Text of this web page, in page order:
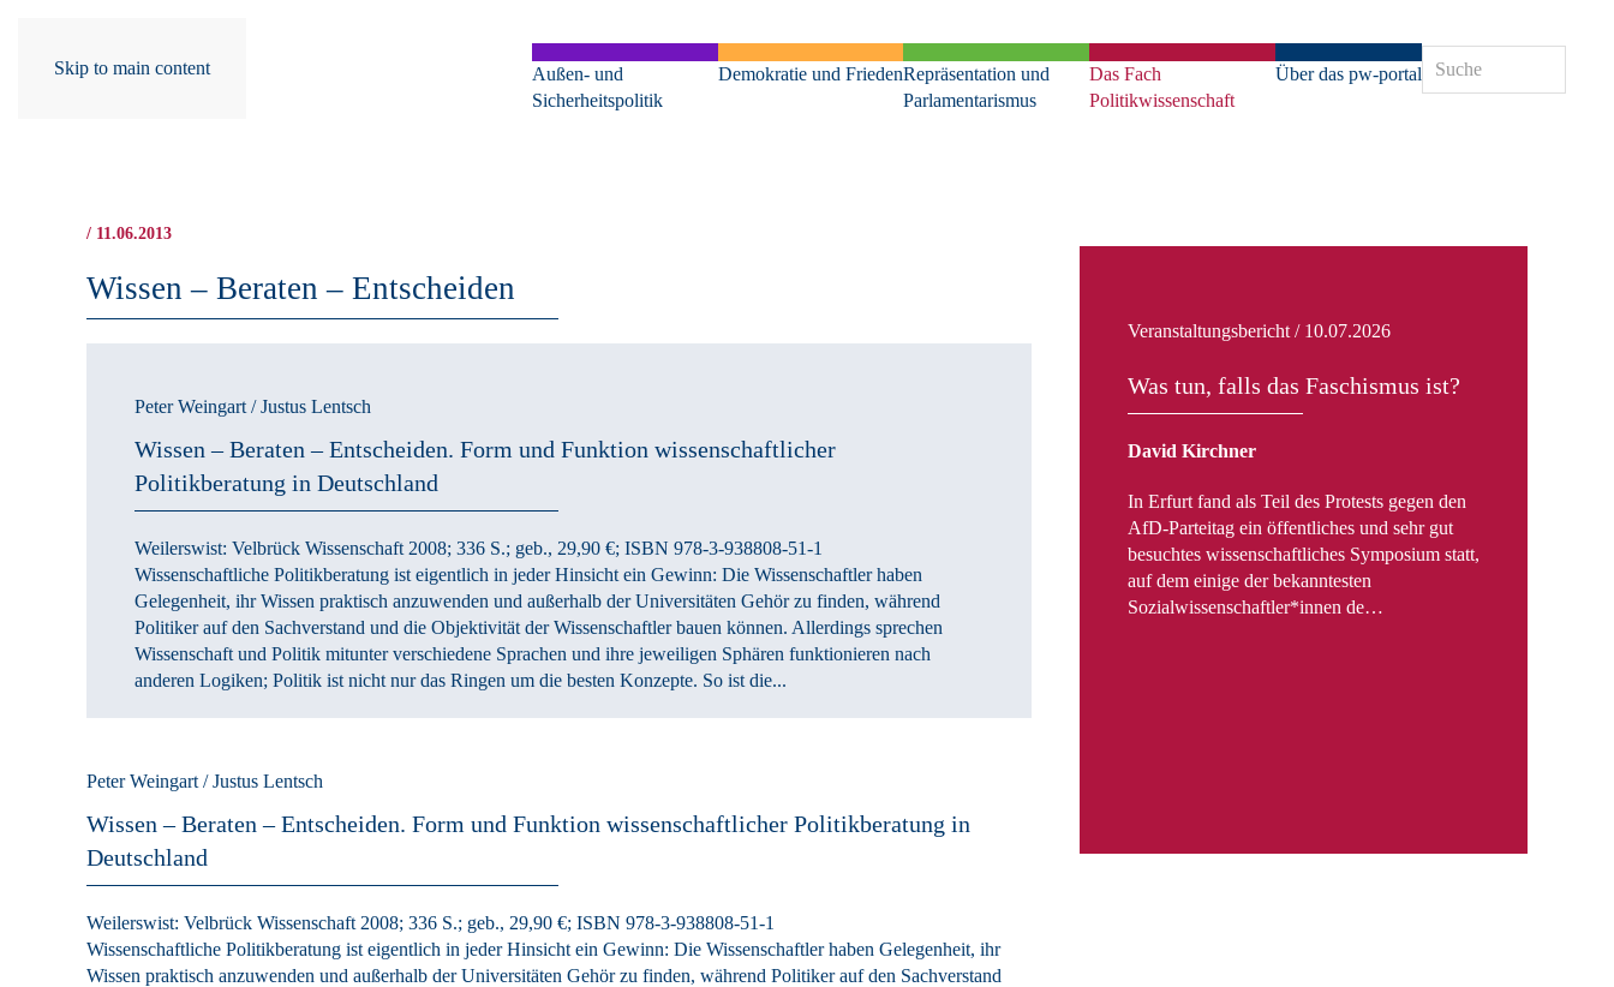
Skip to main content
Außen- und
Sicherheitspolitik
Demokratie und FriedenRepräsentation und
Parlamentarismus
Das Fach
Politikwissenschaft
Über das pw-portal
/ 11.06.2013
Wissen – Beraten – Entscheiden
Peter Weingart / Justus Lentsch
Wissen – Beraten – Entscheiden. Form und Funktion wissenschaftlicher
Politikberatung in Deutschland
Weilerswist: Velbrück Wissenschaft 2008; 336 S.; geb., 29,90 €; ISBN 978-3-938808-51-1
Wissenschaftliche Politikberatung ist eigentlich in jeder Hinsicht ein Gewinn: Die Wissenschaftler haben
Gelegenheit, ihr Wissen praktisch anzuwenden und außerhalb der Universitäten Gehör zu finden, während
Politiker auf den Sachverstand und die Objektivität der Wissenschaftler bauen können. Allerdings sprechen
Wissenschaft und Politik mitunter verschiedene Sprachen und ihre jeweiligen Sphären funktionieren nach
anderen Logiken; Politik ist nicht nur das Ringen um die besten Konzepte. So ist die...
Peter Weingart / Justus Lentsch
Wissen – Beraten – Entscheiden. Form und Funktion wissenschaftlicher Politikberatung in
Deutschland
Weilerswist: Velbrück Wissenschaft 2008; 336 S.; geb., 29,90 €; ISBN 978-3-938808-51-1
Wissenschaftliche Politikberatung ist eigentlich in jeder Hinsicht ein Gewinn: Die Wissenschaftler haben Gelegenheit, ihr
Wissen praktisch anzuwenden und außerhalb der Universitäten Gehör zu finden, während Politiker auf den Sachverstand
Veranstaltungsbericht / 10.07.2026
Was tun, falls das Faschismus ist?
David Kirchner
In Erfurt fand als Teil des Protests gegen den
AfD-Parteitag ein öffentliches und sehr gut
besuchtes wissenschaftliches Symposium statt,
auf dem einige der bekanntesten
Sozialwissenschaftler*innen de…